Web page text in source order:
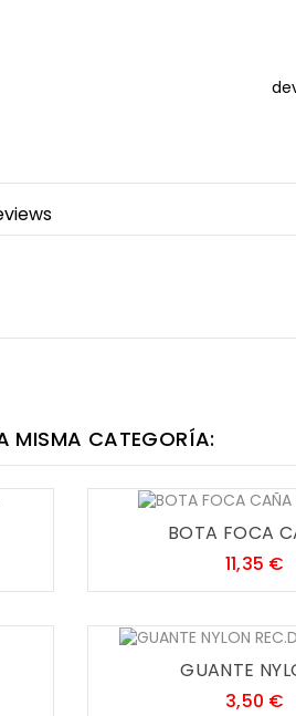
MISMA CATEGORÍA:
BOTA FOCA
11,35 €
GUANTE
3,50 €